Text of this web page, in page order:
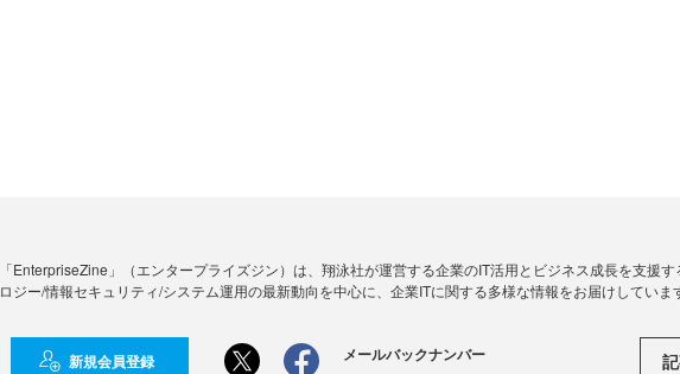
「EnterpriseZine」（エンタープライズジン）は、翔泳社が運営する企業のIT活用とビジネス成長を支援
ロジー/情報セキュリティ/システム運用の最新動向を中心に、企業ITに関する多様な情報をお届けしていま
新規会員登録 メールバックナンバー